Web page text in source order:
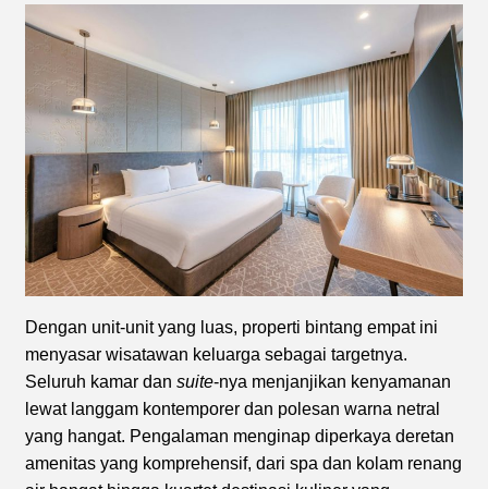
Dengan unit-unit yang luas, properti bintang empat ini
menyasar wisatawan keluarga sebagai targetnya.
Seluruh kamar dan suite-nya menjanjikan kenyamanan
lewat langgam kontemporer dan polesan warna netral
yang hangat. Pengalaman menginap diperkaya deretan
amenitas yang komprehensif, dari spa dan kolam renang